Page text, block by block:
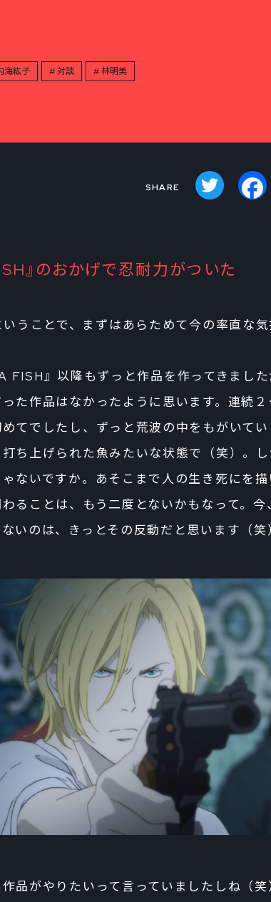
海紘子 対談 林明美
Twitter
』のおかげで忍耐力がついた
いうことで、まずはあらためて今の率直な
』以降もずっと作品を作ってきました
た作品はなかったように思います。連続
てでしたし、ずっと荒波の中をもがいて
ち上げられた魚みたいな状態で（笑）。し
ないですか。あそこまで人の生き死にを
ることは、もう二度とないかもなって。今
いのは、きっとその反動だと思います（笑
品がやりたいって言っていましたしね（笑